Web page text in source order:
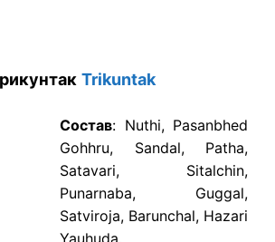
Trikuntak
Состав: Nuthi, Pasanbhed
Gohhru, Sandal, Patha,
Satavari, Sitalchin,
Punarnaba, Guggal,
Satviroja, Barunchal, Hazari